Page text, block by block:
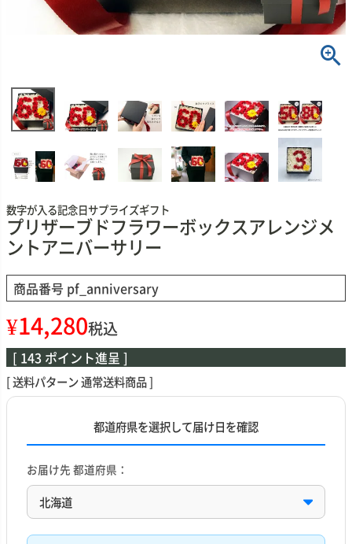
数字が入る記念日サプライズギフト
プリザーブドフラワーボックスアレンジメ
ントアニバーサリー
商品番号 pf_anniversary
¥14,280税込
[ 143 ポイント進呈 ]
送料パターン通常送料商品
都道府県を選択して届け日を確認
お届け先 都道府県：